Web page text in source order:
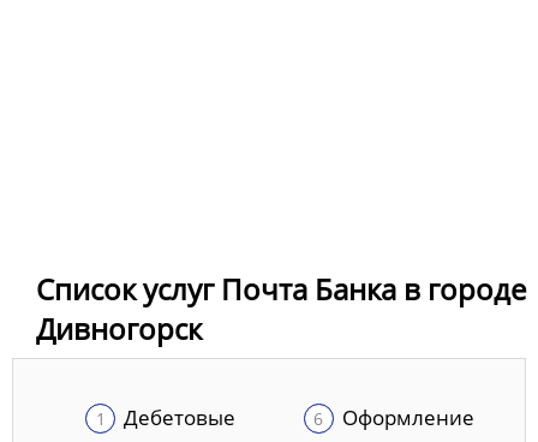
Список услуг Почта Банка в городе
Дивногорск
Дебетовые
Оформление